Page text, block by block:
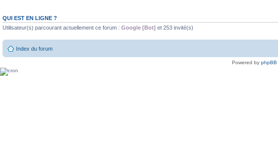
QUI EST EN LIGNE ?
Utilisateur(s) parcourant actuellement ce forum : Google [Bot] et 253 invité(s)
Index du forum
Powered by phpBB